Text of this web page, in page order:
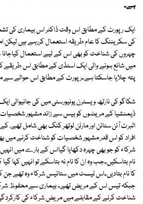
ہے۔
ایک رپورٹ کے مطابق اس وقت ڈاکٹر اس بیماری
کی سکریننگ کا عام طریقہ استعمال کررہے ہیں لیکن
چہروں کی شناخت کو بھی اس کے لیے استعمال
میں شائع ہونے والی ایک اسٹڈی کے مطابق اس طریقے
پتہ چلایا جاسکتا ہے۔رپورٹ کے مطابق اس حوالے سے
شکاگو کی نارتھ ویسٹرن یونیورسٹی میں کی جانیوالی
ڈیمنشیا کے مریضوں کو بیس سے زائد مشہور
البرٹ آئن سٹائن اور مارٹن لوتھر کنگ بھی شامل
افراد کو اس قدر مشہور شخصیات کو شناخت کرنے میں بھی
شرکاء کو جو بھی چہرہ دکھایا گیااس کے بارے میں
نام بتاسکیں۔جب وہ ان کا نام نہ بتاسکے تو انہیں کہا
کا نام بتادیں۔اس ٹیسٹ میں ستائیس شرکاء وہ تھے جن
جبکہ تیس اس کے مریض تھے۔ بیماری سے محفوظ
شناخت کرنے کے مقابلے میں مریض شرکاء کی